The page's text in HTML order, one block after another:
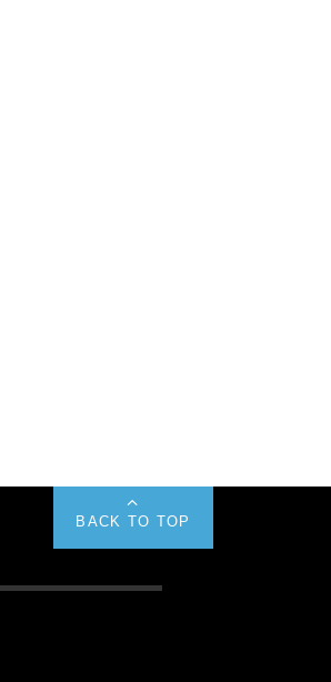
BACK TO TOP